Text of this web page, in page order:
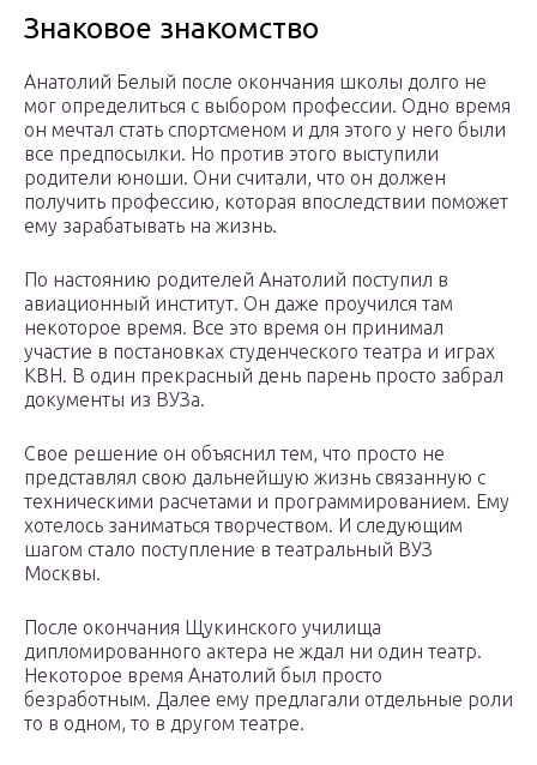
Знаковое знакомство
Анатолий Белый после окончания школы долго не
мог определиться с выбором профессии. Одно время
он мечтал стать спортсменом и для этого у него были
все предпосылки. Но против этого выступили
родители юноши. Они считали, что он должен
получить профессию, которая впоследствии поможет
ему зарабатывать на жизнь.
По настоянию родителей Анатолий поступил в
авиационный институт. Он даже проучился там
некоторое время. Все это время он принимал
участие в постановках студенческого театра и играх
КВН. В один прекрасный день парень просто забрал
документы из ВУЗа.
Свое решение он объяснил тем, что просто не
представлял свою дальнейшую жизнь связанную с
техническими расчетами и программированием. Ему
хотелось заниматься творчеством. И следующим
шагом стало поступление в театральный ВУЗ
Москвы.
После окончания Щукинского училища
дипломированного актера не ждал ни один театр.
Некоторое время Анатолий был просто
безработным. Далее ему предлагали отдельные роли
то в одном, то в другом театре.